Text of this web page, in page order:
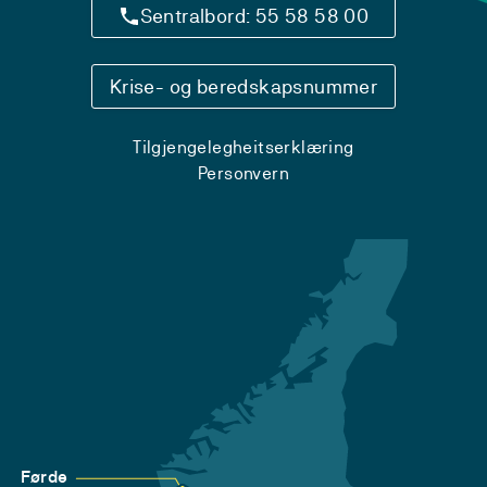
Sentralbord: 55 58 58 00
Krise- og beredskapsnummer
Tilgjengelegheitserklæring
Personvern
Førde